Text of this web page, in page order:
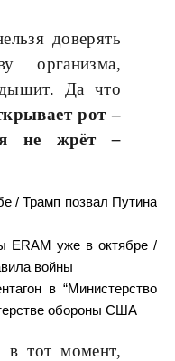
доверять
организма,
Да что
рот –
не жрёт
–
/ Трамп позвал Путина
ERAM уже в октябре /
войны
в “Министерство
обороны США
в тот момент,